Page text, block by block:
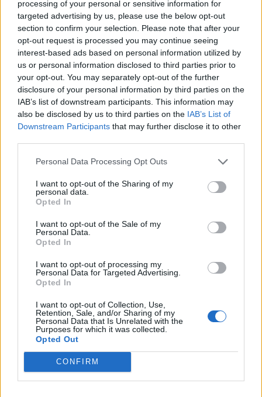
processing of your personal or sensitive information for
targeted advertising by us, please use the below opt-out
section to confirm your selection. Please note that after your
opt-out request is processed you may continue seeing
interest-based ads based on personal information utilized by
us or personal information disclosed to third parties prior to
your opt-out. You may separately opt-out of the further
disclosure of your personal information by third parties on the
IAB’s list of downstream participants. This information may
also be disclosed by us to third parties on the IAB’s List of
Downstream Participants that may further disclose it to other
Personal Data Processing Opt Outs
I want to opt-out of the Sharing of my
personal data.
Opted In
I want to opt-out of the Sale of my
Personal Data.
Opted In
I want to opt-out of processing my
Personal Data for Targeted Advertising.
Opted In
I want to opt-out of Collection, Use,
Retention, Sale, and/or Sharing of my
Personal Data that Is Unrelated with the
Purposes for which it was collected.
Opted Out
CONFIRM